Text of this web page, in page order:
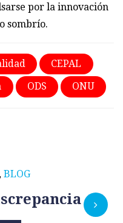
por la innovación
sombrío.
CEPAL
ODS ONU
, BLOG